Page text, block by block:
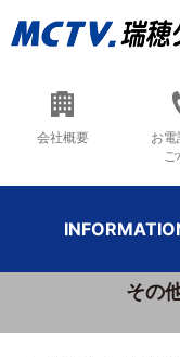
会社概要
お電
ご
その